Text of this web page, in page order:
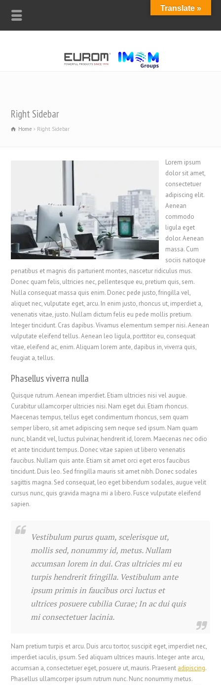
Right Sidebar
Home Right Sidebar
Lorem ipsum
dolor sit amet,
consectetuer
adipiscing elit.
Aenean
commodo
ligula eget
dolor. Aenean
massa. Cum
sociis natoque
penatibus et magnis dis parturient montes, nascetur ridiculus mus.
Donec quam felis, ultricies nec, pellentesque eu, pretium quis, sem.
Nulla consequat massa quis enim. Donec pede justo, fringilla vel,
aliquet nec, vulputate eget, arcu. In enim justo, rhoncus ut, imperdiet a,
venenatis vitae, justo. Nullam dictum felis eu pede mollis pretium.
Integer tincidunt. Cras dapibus. Vivamus elementum semper nisi. Aenean
vulputate eleifend tellus. Aenean leo ligula, porttitor eu, consequat
vitae, eleifend ac, enim. Aliquam lorem ante, dapibus in, viverra quis,
feugiat a, tellus.
Phasellus viverra nulla
Quisque rutrum. Aenean imperdiet. Etiam ultricies nisi vel augue.
Curabitur ullamcorper ultricies nisi. Nam eget dui. Etiam rhoncus.
Maecenas tempus, tellus eget condimentum rhoncus, sem quam
semper libero, sit amet adipiscing sem neque sed ipsum. Nam quam
nunc, blandit vel, luctus pulvinar, hendrerit id, lorem. Maecenas nec odio
et ante tincidunt tempus. Donec vitae sapien ut libero venenatis
faucibus. Nullam quis ante. Etiam sit amet orci eget eros faucibus
tincidunt. Duis leo. Sed fringilla mauris sit amet nibh. Donec sodales
sagittis magna. Sed consequat, leo eget bibendum sodales, augue velit
cursus nunc, quis gravida magna mi a libero. Fusce vulputate eleifend
sapien.
Vestibulum purus quam, scelerisque ut,
mollis sed, nonummy id, metus. Nullam
accumsan lorem in dui. Cras ultricies mi eu
turpis hendrerit fringilla. Vestibulum ante
ipsum primis in faucibus orci luctus et
ultrices posuere cubilia Curae; In ac dui quis
mi consectetuer lacinia.
Nam pretium turpis et arcu. Duis arcu tortor, suscipit eget, imperdiet nec,
imperdiet iaculis, ipsum. Sed aliquam ultrices mauris. Integer ante arcu,
accumsan a, consectetuer eget, posuere ut, mauris. Praesent adipiscing.
Phasellus ullamcorper ipsum rutrum nunc. Nunc nonummy metus.
Translate »